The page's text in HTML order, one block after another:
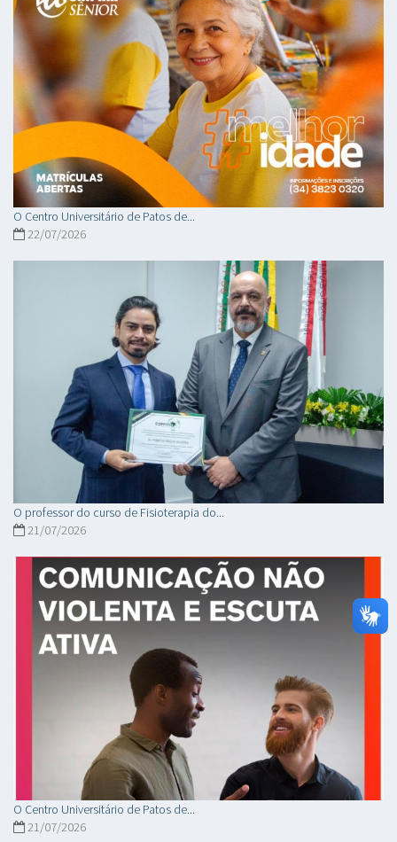
O Centro Universitário de Patos de...
22/07/2026
O professor do curso de Fisioterapia do...
21/07/2026
O Centro Universitário de Patos de...
21/07/2026